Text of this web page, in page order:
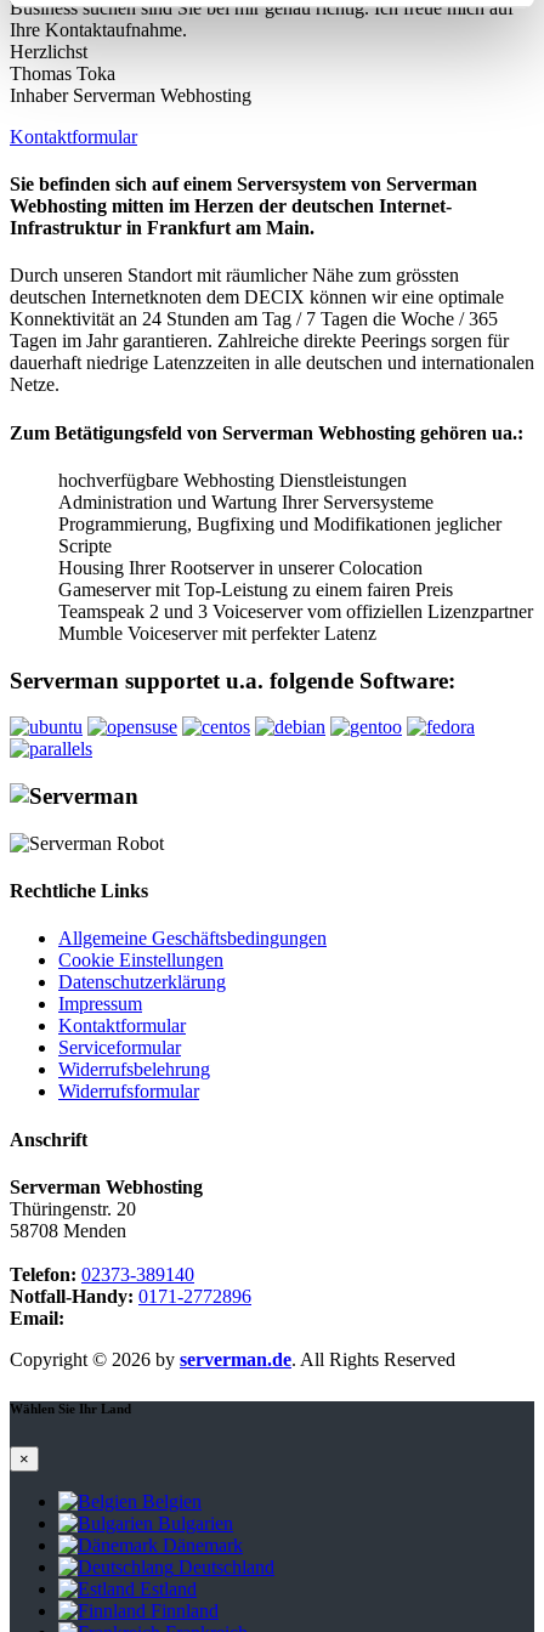
Business suchen sind Sie bei mir genau richtig. Ich freue mich auf
Ihre Kontaktaufnahme.
Herzlichst
Thomas Toka
Inhaber Serverman Webhosting
Kontaktformular
Sie befinden sich auf einem Serversystem von Serverman
Webhosting mitten im Herzen der deutschen Internet-
Infrastruktur in Frankfurt am Main.
Durch unseren Standort mit räumlicher Nähe zum grössten
deutschen Internetknoten dem DECIX können wir eine optimale
Konnektivität an 24 Stunden am Tag / 7 Tagen die Woche / 365
Tagen im Jahr garantieren. Zahlreiche direkte Peerings sorgen für
dauerhaft niedrige Latenzzeiten in alle deutschen und internationalen
Netze.
Zum Betätigungsfeld von Serverman Webhosting gehören ua.:
hochverfügbare Webhosting Dienstleistungen
Administration und Wartung Ihrer Serversysteme
Programmierung, Bugfixing und Modifikationen jeglicher
Scripte
Housing Ihrer Rootserver in unserer Colocation
Gameserver mit Top-Leistung zu einem fairen Preis
Teamspeak 2 und 3 Voiceserver vom offiziellen Lizenzpartner
Mumble Voiceserver mit perfekter Latenz
Serverman supportet u.a. folgende Software:
Rechtliche Links
Allgemeine Geschäftsbedingungen
Cookie Einstellungen
Datenschutzerklärung
Impressum
Kontaktformular
Serviceformular
Widerrufsbelehrung
Widerrufsformular
Anschrift
Serverman Webhosting
Thüringenstr. 20
58708 Menden
Telefon: 02373-389140
Notfall-Handy: 0171-2772896
Email:
Copyright © 2026 by serverman.de. All Rights Reserved
Wählen Sie Ihr Land
×
Belgien
Bulgarien
Dänemark
Deutschland
Estland
Finnland